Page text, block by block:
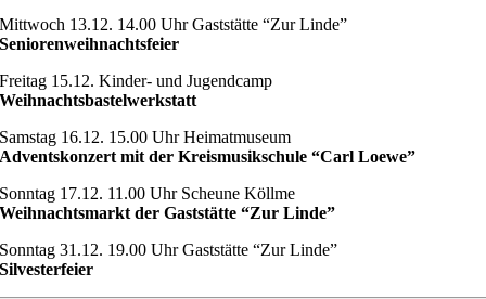
Mittwoch 13.12. 14.00 Uhr Gaststätte “Zur Linde”
Seniorenweihnachtsfeier
Freitag 15.12. Kinder- und Jugendcamp
Weihnachtsbastelwerkstatt
Samstag 16.12. 15.00 Uhr Heimatmuseum
Adventskonzert mit der Kreismusikschule “Carl Loewe”
Sonntag 17.12. 11.00 Uhr Scheune Köllme
Weihnachtsmarkt der Gaststätte “Zur Linde”
Sonntag 31.12. 19.00 Uhr Gaststätte “Zur Linde”
Silvesterfeier